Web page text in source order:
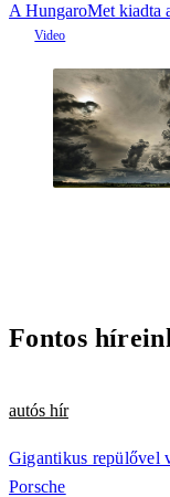
A HungaroMet kiadta
Fontos
autós hír
Gigantikus repülővel
Porsche